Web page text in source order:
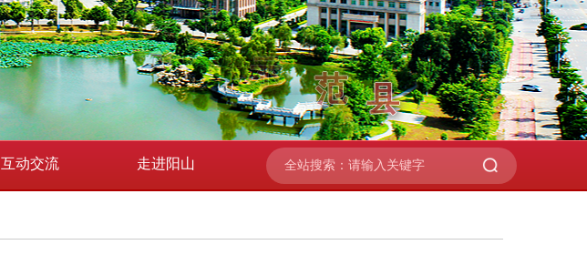
家 绿 色 能源示范县
互动交流 走进阳山